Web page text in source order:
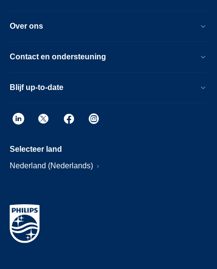
Over ons
Contact en ondersteuning
Blijf up-to-date
Selecteer land
Nederland (Nederlands)